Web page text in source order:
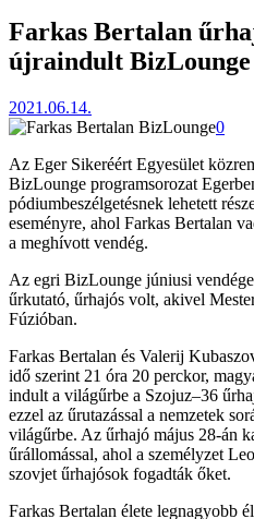
Farkas Bertalan
újraindult BizLounge
2021.06.14.
0
Az Eger Sikeréért Egyesület
BizLounge programsorozat
pódiumbeszélgetésnek lehetett
eseményre, ahol Farkas Bertalan
a meghívott vendég.
Az egri BizLounge júniusi
űrkutató, űrhajós volt, akivel
Fúzióban.
Farkas Bertalan és Valerij
idő szerint 21 óra 20 perckor,
indult a világűrbe a Szojuz–36
ezzel az űrutazással a nemzetek
világűrbe. Az űrhajó május 28-án
űrállomással, ahol a személyzet
szovjet űrhajósok fogadták őket.
Farkas Bertalan élete legnagyobb